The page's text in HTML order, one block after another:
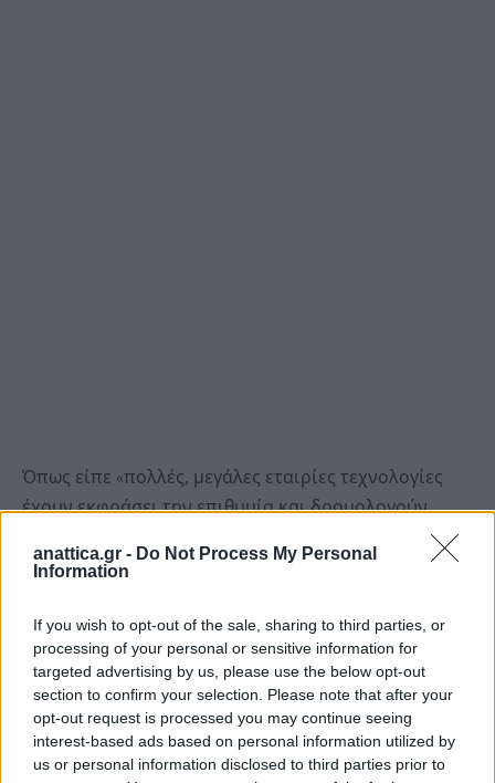
anattica.gr - Do Not Process My Personal
Information
If you wish to opt-out of the sale, sharing to third parties, or
processing of your personal or sensitive information for
targeted advertising by us, please use the below opt-out
section to confirm your selection. Please note that after your
opt-out request is processed you may continue seeing
interest-based ads based on personal information utilized by
us or personal information disclosed to third parties prior to
Όπως είπε «πολλές, μεγάλες εταιρίες τεχνολογίες
έχουν εκφράσει την επιθυμία και δρομολογούν
μεγάλες επενδύσεις. Αυτό μας επιτρέπει να κάνουμε
ένα μεγάλο άλμα, να ξεπεράσουμε χρόνια
Πρόκειται για άλλη μια από τις μεγάλες επενδύσεις
στον χώρο του cloud και του edge computing στην
Ελλάδα μετά από αυτές
των Microsoft, Amazon,Googleκ.λπ. με τον ψηφιακό
ρόλο της Ελλάδας να έχει αλλάξει μτά τις αυξημένες